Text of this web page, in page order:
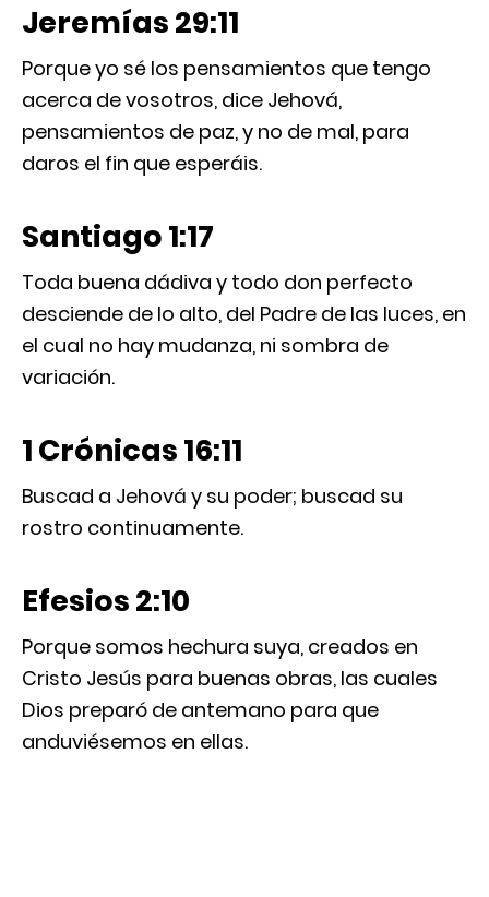
Jeremías 29:11
Porque yo sé los pensamientos que tengo
acerca de vosotros, dice Jehová,
pensamientos de paz, y no de mal, para
daros el fin que esperáis.
Santiago 1:17
Toda buena dádiva y todo don perfecto
desciende de lo alto, del Padre de las luces, en
el cual no hay mudanza, ni sombra de
variación.
1 Crónicas 16:11
Buscad a Jehová y su poder; buscad su
rostro continuamente.
Efesios 2:10
Porque somos hechura suya, creados en
Cristo Jesús para buenas obras, las cuales
Dios preparó de antemano para que
anduviésemos en ellas.